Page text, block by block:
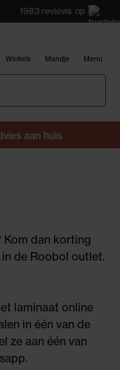
1983 reviews op
Winkels Mandje Menu
aan huis
Kom dan korting
de Roobol outlet.
laminaat online
in één van de
ze aan één van